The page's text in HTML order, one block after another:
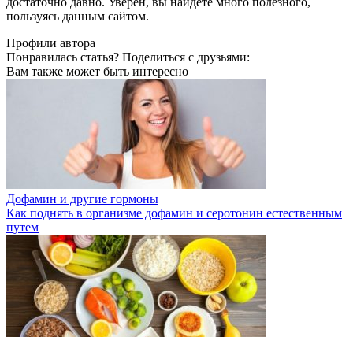
пользуясь данным сайтом.
Профили автора
Понравилась статья? Поделиться с друзьями:
Вам также может быть интересно
Дофамин и другие гормоны
Как поднять в организме дофамин и серотонин естественным
путем